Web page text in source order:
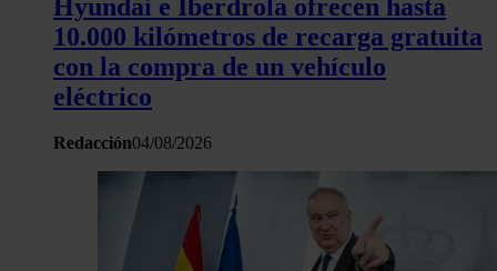
Hyundai e Iberdrola ofrecen hasta
10.000 kilómetros de recarga gratuita
con la compra de un vehículo
eléctrico
Redacción04/08/2026